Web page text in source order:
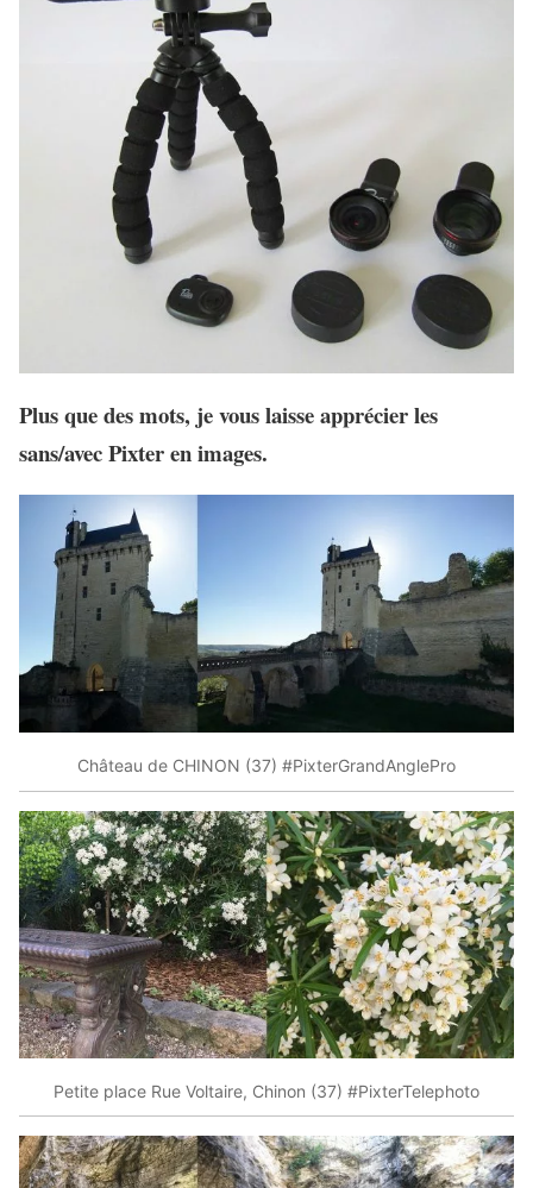
Plus que des mots, je vous laisse apprécier les
sans/avec Pixteren images.
Château de CHINON (37) #PixterGrandAnglePro
Petite place Rue Voltaire, Chinon (37) #PixterTelephoto